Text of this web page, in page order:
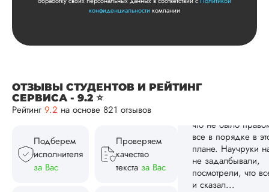
конфиденциальностикомпании
ОТЗЫВЫ СТУДЕНТОВ И РЕЙТИНГ
СЕРВИСА - 9.2 ⭐
Рейтинг 9.2 на основе 821 отзывов
Подберем
исполнителя
за Вас
Проверяем
качество
текста за Вас
У нас с другом
заказ на
официального
что не было
все в порядке в
плане. Научруки
не задалбывали,
посмотрели, что
и сказал...